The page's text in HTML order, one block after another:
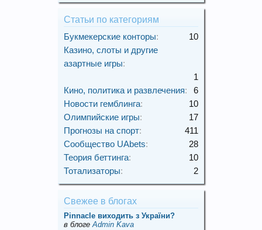
Статьи по категориям
Букмекерские конторы:
10
Казино, слоты и другие
азартные игры:
1
Кино, политика и развлечения:
6
Новости гемблинга:
10
Олимпийские игры:
17
Прогнозы на спорт:
411
Сообщество UAbets:
28
Теория беттинга:
10
Тотализаторы: 2
Свежее в блогах
Pinnacle виходить з України?
в блогеAdmin Kava